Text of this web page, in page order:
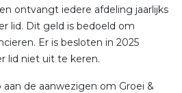
ontvangt iedere afdeling jaarlijks
lid. Dit geld is bedoeld om
Er is besloten in 2025
lid niet uit te keren.
de aanwezigen om Groei &